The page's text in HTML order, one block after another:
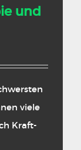
und
viele
Kraft-